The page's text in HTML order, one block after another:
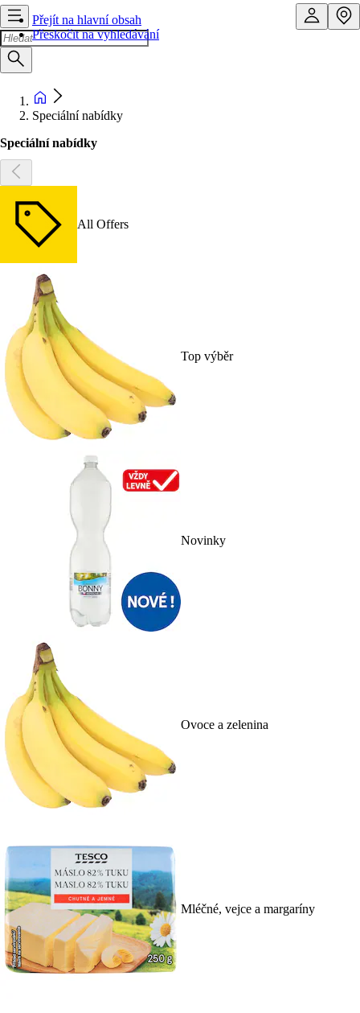
Přejít na hlavní obsah
Přeskočit na vyhledávání
Speciální nabídky
Speciální nabídky
All Offers
Top výběr
Novinky
Ovoce a zelenina
Mléčné, vejce a margaríny